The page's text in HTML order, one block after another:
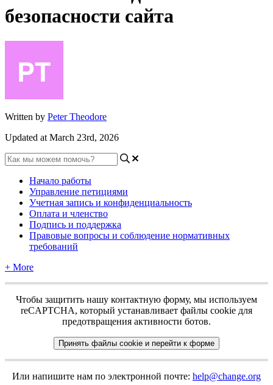
безопасности сайта
Written by Peter Theodore
Updated at March 23rd, 2026
Начало работы
Управление петициями
Учетная запись и конфиденциальность
Оплата и членство
Подпись и поддержка
Правовые вопросы и соблюдение нормативных
требований
+ More
Чтобы защитить нашу контактную форму, мы используем
reCAPTCHA, который устанавливает файлы cookie для
предотвращения активности ботов.
Принять файлы cookie и перейти к форме
Или напишите нам по электронной почте: help@change.org